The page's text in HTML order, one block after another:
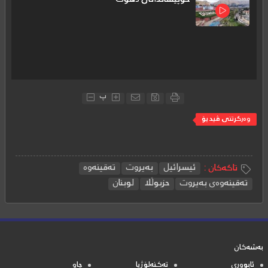
پ
وه‌رگرتنی ڤیدیۆ
تاگەکان : ئیسرائیل بەیروت
تەقینەوە
تەقینەوەى بەیروت
حزبوڵلا لوبنان
بەشەکان
ئابووری
تەکنەلۆژیا چاو